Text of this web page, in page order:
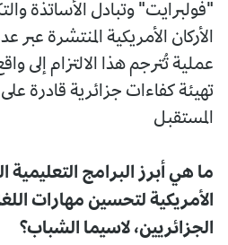
"فولبرايت" وتبادل الأساتذة
الأركان الأمريكية المنتشرة عبر
عملية تُترجم هذا الالتزام إلى
تهيئة كفاءات جزائرية قادرة على
المستقبل
ما هي أبرز البرامج التعليمية
الأمريكية لتحسين مهارات
الجزائريين، لاسيما الشباب؟